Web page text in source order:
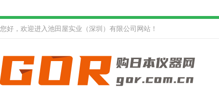
您好，欢迎进入池田屋实业（深圳）有限公司网站！